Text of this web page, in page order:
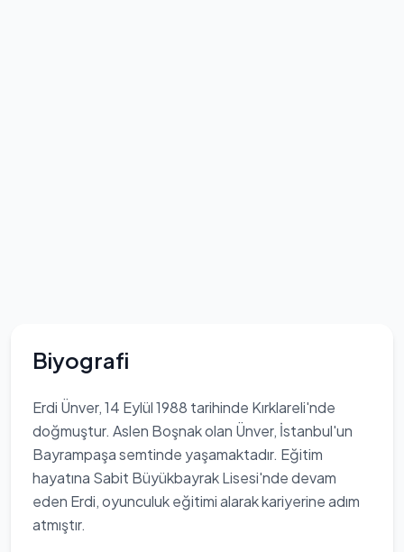
Biyografi
Erdi Ünver, 14 Eylül 1988 tarihinde Kırklareli'nde
doğmuştur. Aslen Boşnak olan Ünver, İstanbul'un
Bayrampaşa semtinde yaşamaktadır. Eğitim
hayatına Sabit Büyükbayrak Lisesi'nde devam
eden Erdi, oyunculuk eğitimi alarak kariyerine adım
atmıştır.